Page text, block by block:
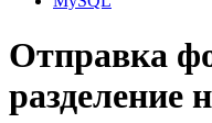
Отправка
разделение